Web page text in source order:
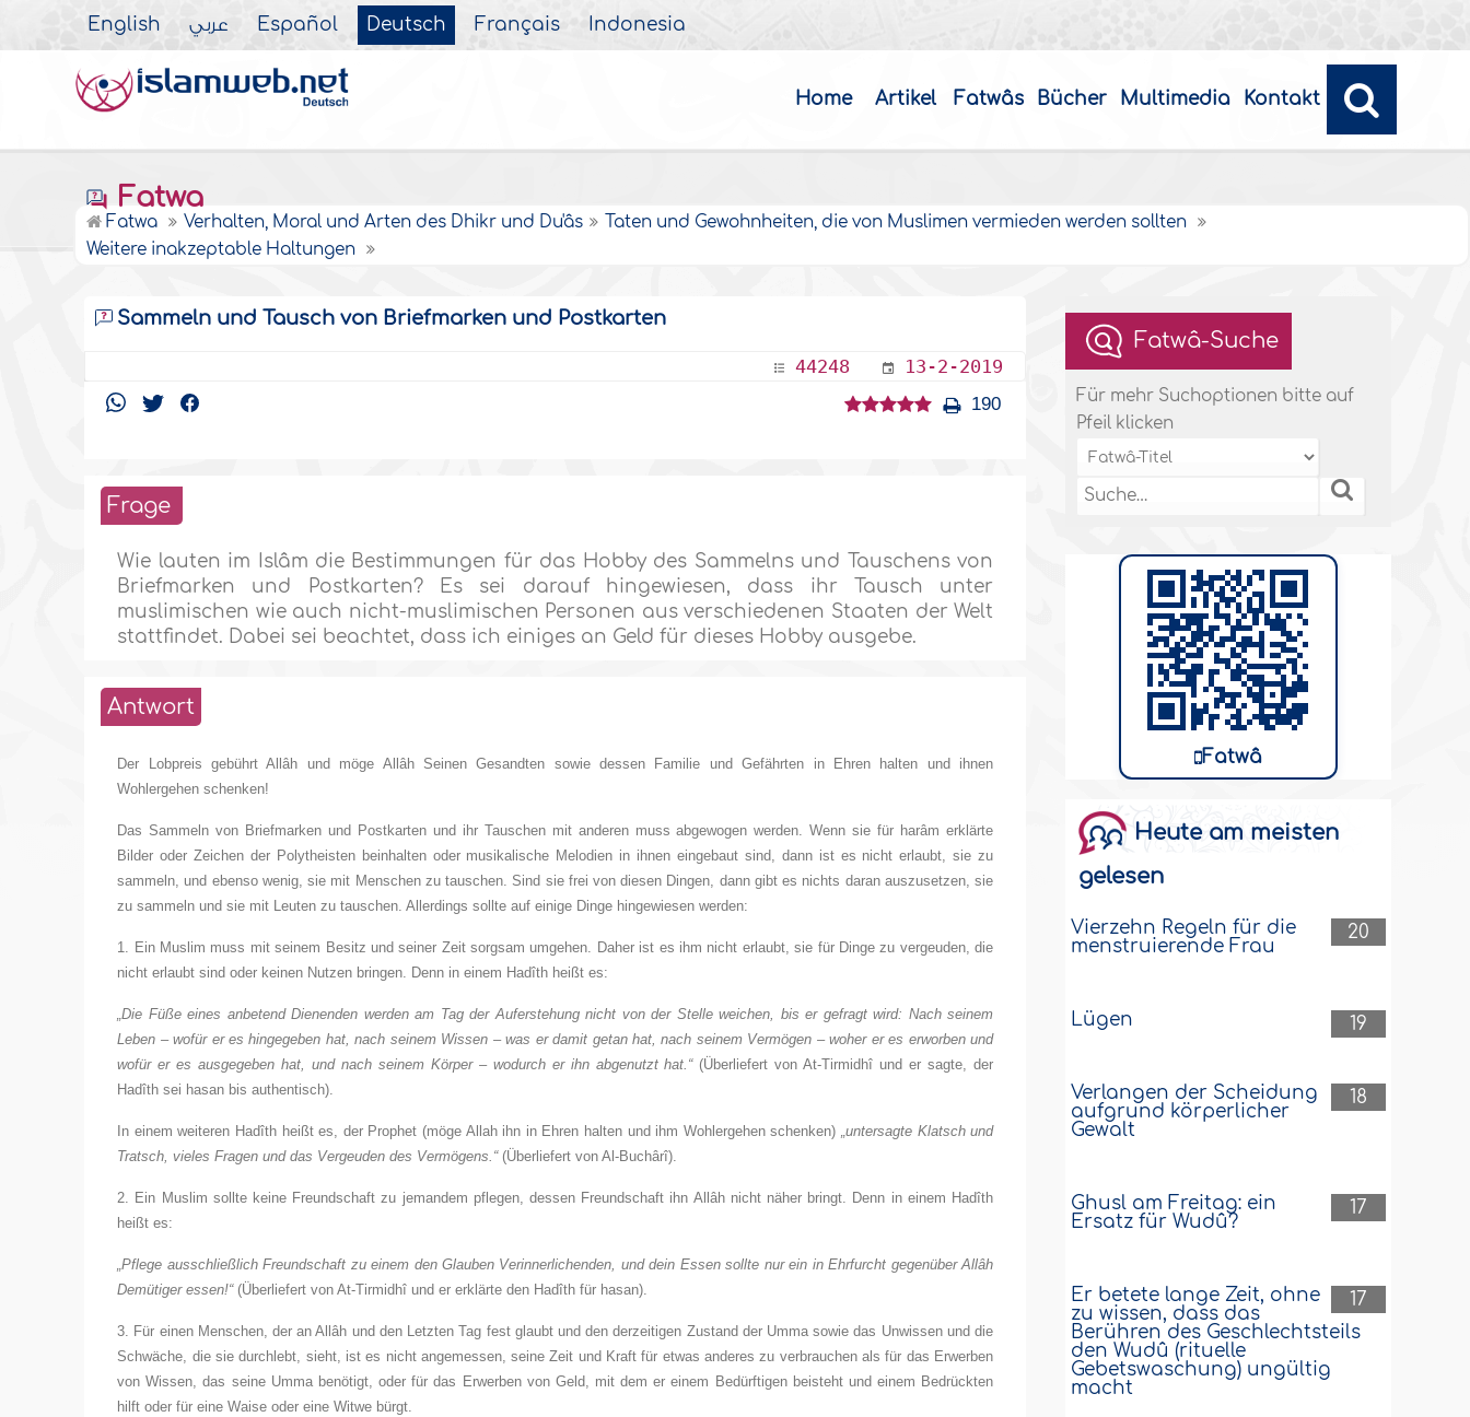
English عربي Español Deutsch Français Indonesia
Home Artikel Fatwâs Bücher Multimedia Kontakt
Fatwa
Fatwa Verhalten, Moral und Arten des Dhikr und Du'âs
Taten und Gewohnheiten, die von Muslimen vermieden werden sollten
Weitere inakzeptable Haltungen
Sammeln und Tausch von Briefmarken und Postkarten
44248 13-2-2019
190
Frage
Wie lauten im Islâm die Bestimmungen für das Hobby des Sammelns und Tauschens von
Briefmarken und Postkarten? Es sei darauf hingewiesen, dass ihr Tausch unter
muslimischen wie auch nicht-muslimischen Personen aus verschiedenen Staaten der Welt
stattfindet. Dabei sei beachtet, dass ich einiges an Geld für dieses Hobby ausgebe.
Antwort
Der Lobpreis gebührt Allâh und möge Allâh Seinen Gesandten sowie dessen Familie und Gefährten in Ehren halten und ihnen
Wohlergehen schenken!
Das Sammeln von Briefmarken und Postkarten und ihr Tauschen mit anderen muss abgewogen werden. Wenn sie für harâm erklärte
Bilder oder Zeichen der Polytheisten beinhalten oder musikalische Melodien in ihnen eingebaut sind, dann ist es nicht erlaubt, sie zu
sammeln, und ebenso wenig, sie mit Menschen zu tauschen. Sind sie frei von diesen Dingen, dann gibt es nichts daran auszusetzen, sie
zu sammeln und sie mit Leuten zu tauschen. Allerdings sollte auf einige Dinge hingewiesen werden:
1. Ein Muslim muss mit seinem Besitz und seiner Zeit sorgsam umgehen. Daher ist es ihm nicht erlaubt, sie für Dinge zu vergeuden, die
nicht erlaubt sind oder keinen Nutzen bringen. Denn in einem Hadîth heißt es:
„Die Füße eines anbetend Dienenden werden am Tag der Auferstehung nicht von der Stelle weichen, bis er gefragt wird: Nach seinem
Leben –wofür er es hingegeben hat, nach seinem Wissen – was er damit getan hat, nach seinem Vermögen – woher er es erworben und
wofür er es ausgegeben hat, und nach seinem Körper – wodurch er ihn abgenutzt hat.“(Überliefert von At-Tirmidhî und er sagte, der
Hadîth sei hasan bis authentisch).
In einem weiteren Hadîth heißt es, der Prophet (möge Allah ihn in Ehren halten und ihm Wohlergehen schenken) „untersagte Klatsch und
Tratsch, vieles Fragen und das Vergeuden des Vermögens.“(Überliefert von Al-Buchârî).
2. Ein Muslim sollte keine Freundschaft zu jemandem pflegen, dessen Freundschaft ihn Allâh nicht näher bringt. Denn in einem Hadîth
heißt es:
„Pflege ausschließlich Freundschaft zu einem den Glauben Verinnerlichenden, und dein Essen sollte nur ein in Ehrfurcht gegenüber Allâh
Demütiger essen!“(Überliefert von At-Tirmidhî und er erklärte den Hadîth für hasan).
3. Für einen Menschen, der an Allâh und den Letzten Tag fest glaubt und den derzeitigen Zustand der Umma sowie das Unwissen und die
Schwäche, die sie durchlebt, sieht, ist es nicht angemessen, seine Zeit und Kraft für etwas anderes zu verbrauchen als für das Erwerben
von Wissen, das seine Umma benötigt, oder für das Erwerben von Geld, mit dem er einem Bedürftigen beisteht und einem Bedrückten
hilft oder für eine Waise oder eine Witwe bürgt.
Fatwâ-Suche
Für mehr Suchoptionen bitte auf
Pfeil klicken
Fatwâ
Heute am meisten
gelesen
20
Vierzehn Regeln für die
menstruierende Frau
19
Lügen
18
Verlangen der Scheidung
aufgrund körperlicher
Gewalt
17
Ghusl am Freitag: ein
Ersatz für Wudû?
17
Er betete lange Zeit, ohne
zu wissen, dass das
Berühren des Geschlechtsteils
den Wudû (rituelle
Gebetswaschung) ungültig
macht